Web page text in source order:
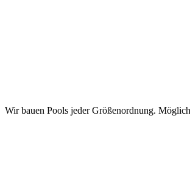
Wir bauen Pools jeder Größenordnung.